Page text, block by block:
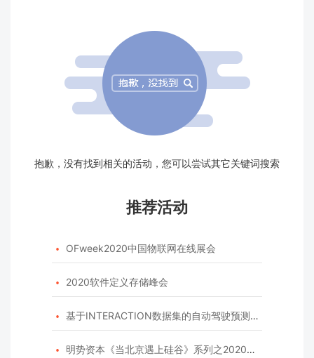
抱歉，没有找到相关的活动，您可以尝试其它关键词搜索
推荐活动
 OFweek2020中国物联网在线展会
 2020软件定义存储峰会
 基于INTERACTION数据集的自动驾驶预测模型挑战赛
 明势资本《当北京遇上硅谷》系列之2020年度开源峰会